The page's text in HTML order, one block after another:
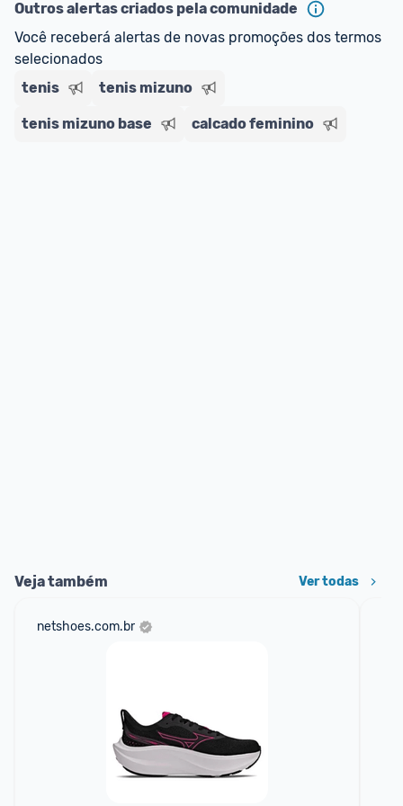
regras do cartão N Card, clique aqui.
Entrega Expressa: A partir de 2 dias úteis.*
*Confira aqui
Outros alertas criados pela comunidade
Você receberá alertas de novas promoções dos termos
selecionados
tenis
tenis mizuno
tenis mizuno base calcado feminino
Veja também Ver todas
netshoes.com.br